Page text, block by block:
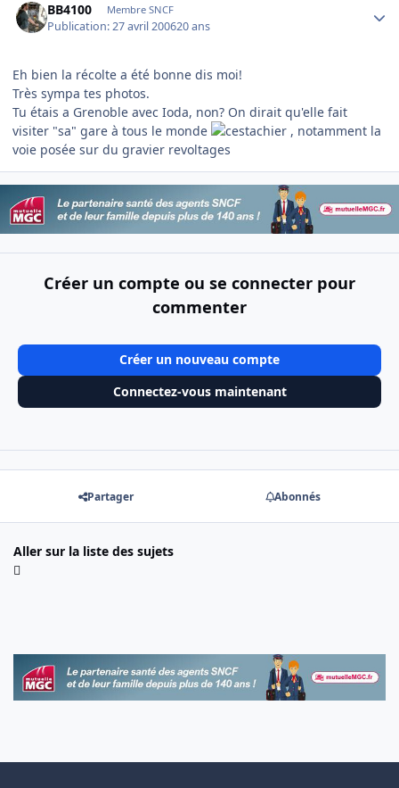
BB4100 Membre SNCF
Publication:27 avril 200620 ans
Eh bien la récolte a été bonne dis moi!
Très sympa tes photos.
Tu étais a Grenoble avec Ioda, non? On dirait qu'elle fait
visiter "sa" gare à tous le monde
, notamment la
voie posée sur du gravier revoltages
Créer un compte ou se connecter pour
commenter
Créer un nouveau compte
Connectez-vous maintenant
Partager Abonnés
Aller sur la liste des sujets